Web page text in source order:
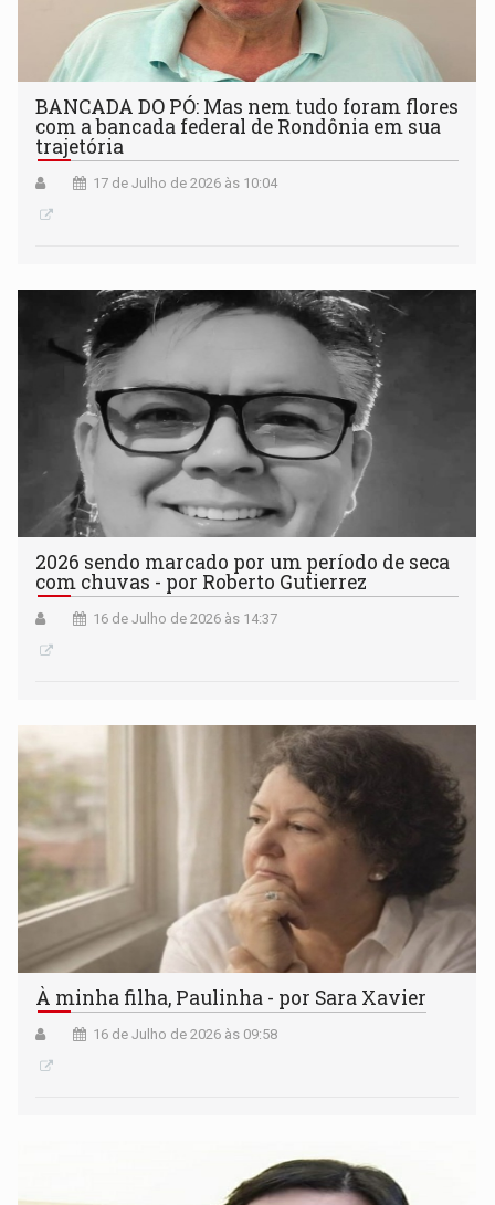
BANCADA DO PÓ: Mas nem tudo foram flores
com a bancada federal de Rondônia em sua
trajetória
17 de Julho de 2026 às 10:04
2026 sendo marcado por um período de seca
com chuvas - por Roberto Gutierrez
16 de Julho de 2026 às 14:37
À minha filha, Paulinha - por Sara Xavier
16 de Julho de 2026 às 09:58